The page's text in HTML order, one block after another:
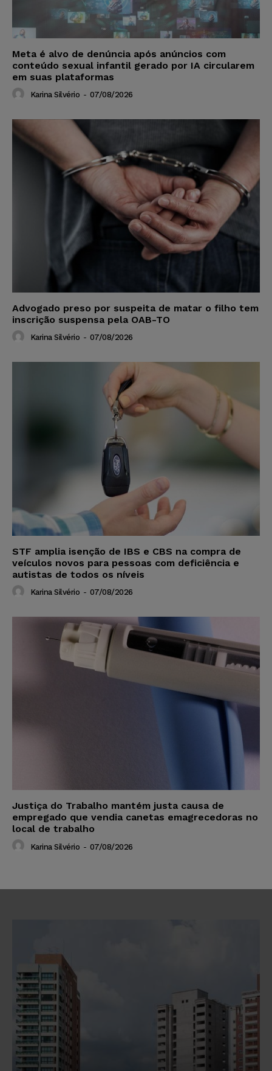
Meta é alvo de denúncia após anúncios com
conteúdo sexual infantil gerado por IA circularem
em suas plataformas
Karina Silvério - 07/08/2026
Advogado preso por suspeita de matar o filho tem
inscrição suspensa pela OAB-TO
Karina Silvério - 07/08/2026
STF amplia isenção de IBS e CBS na compra de
veículos novos para pessoas com deficiência e
autistas de todos os níveis
Karina Silvério - 07/08/2026
Justiça do Trabalho mantém justa causa de
empregado que vendia canetas emagrecedoras no
local de trabalho
Karina Silvério - 07/08/2026